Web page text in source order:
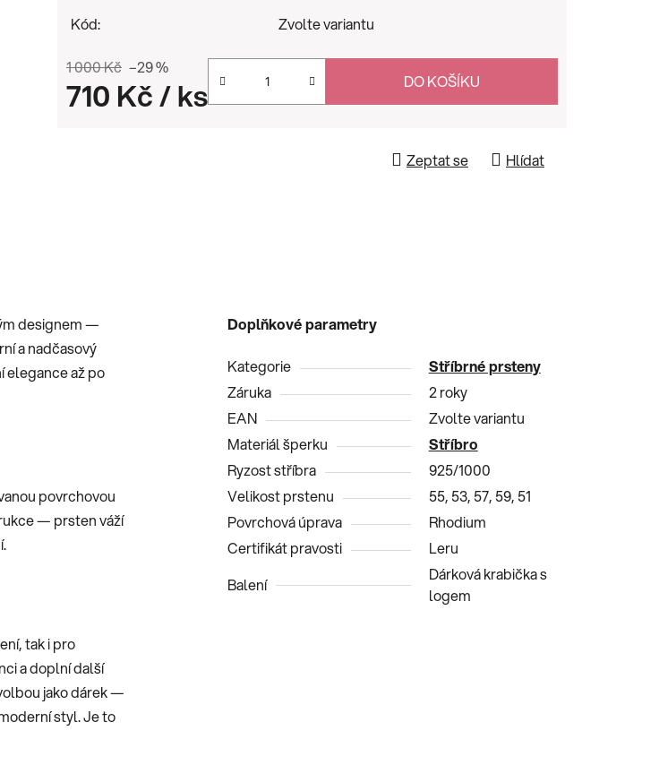
Kód:
Zvolte variantu
1 000 Kč –29 %
710 Kč/ ks DO KOŠÍKU
Zeptat se Hlídat
designem —
a nadčasový
elegance až po
povrchovou
— prsten váží
tak i pro
a doplní další
jako dárek —
styl. Je to
Doplňkové parametry
Kategorie
Stříbrné prsteny
Záruka
2 roky
EAN
Zvolte variantu
Materiál šperku
Stříbro
Ryzost stříbra
925/1000
Velikost prstenu
55, 53, 57, 59, 51
Povrchová úprava
Rhodium
Certifikát pravosti
Leru
Balení
Dárková krabička s
logem